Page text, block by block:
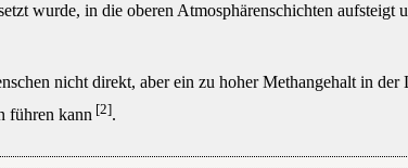
wurde, in die oberen Atmosphärenschichten aufsteigt
nicht direkt, aber ein zu hoher Methangehalt in
führen kann [2].